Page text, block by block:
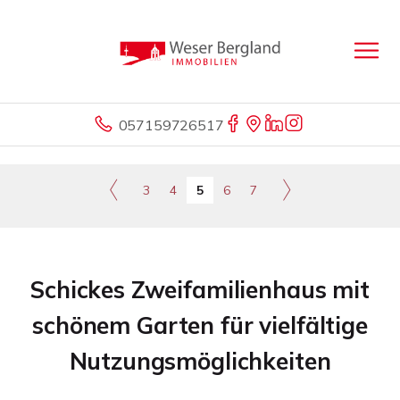
057159726517
3 4 5 6 7
Schickes Zweifamilienhaus mit
schönem Garten für vielfältige
Nutzungsmöglichkeiten